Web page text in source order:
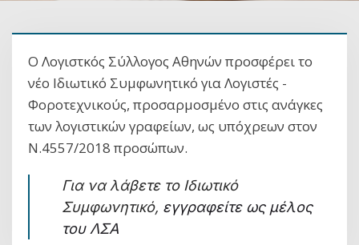
Ο Λογιστκός Σύλλογος Αθηνών προσφέρει το
νέο Ιδιωτικό Συμφωνητικό για Λογιστές -
Φοροτεχνικούς, προσαρμοσμένο στις ανάγκες
των λογιστικών γραφείων, ως υπόχρεων στον
Ν.4557/2018 προσώπων.
Για να λάβετε το Ιδιωτικό
Συμφωνητικό, εγγραφείτε ως μέλος
του ΛΣΑ